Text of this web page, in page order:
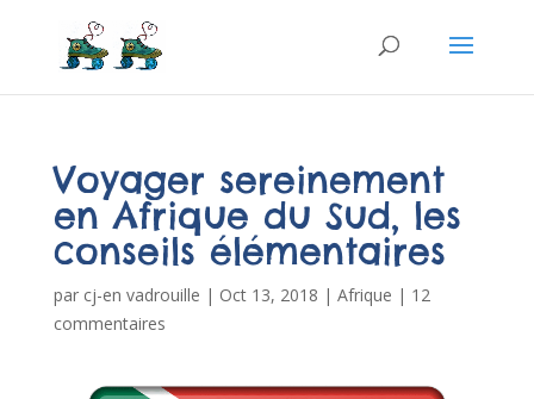
Voyager sereinement
en Afrique du Sud, les
conseils élémentaires
par cj-en vadrouille | Oct 13, 2018 | Afrique | 12
commentaires